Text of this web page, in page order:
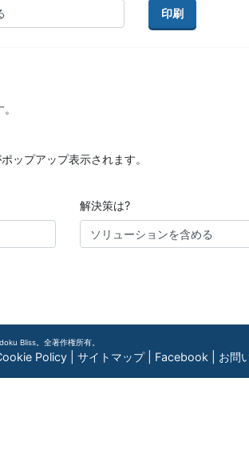
印刷
ップアップ表示されます。
解決策は?
Bliss。全著作権所有。
Policy| サイトマップ| Facebook お問